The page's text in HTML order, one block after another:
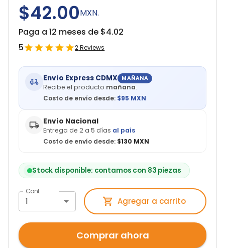
$42.00MXN.
Paga a 12 meses de $4.02
5
2Reviews
Envío Express CDMX MAÑANA
Recibe el producto mañana.
Costo de envío desde: $95 MXN
Envío Nacional
Entrega de 2 a 5 días al país
Costo de envío desde: $130 MXN
Stock disponible: contamos con 83 piezas
Cant.
1 Agregar a carrito
Comprar ahora